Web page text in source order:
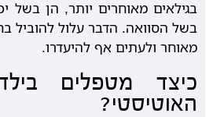
בגילאים מאוחרים יותר, הן בשל
בשל הסוואה. הדבר עלול להוביל
מאוחר ולעתים אף להיעדרו.
כיצד מטפלים
האוטיסטי?